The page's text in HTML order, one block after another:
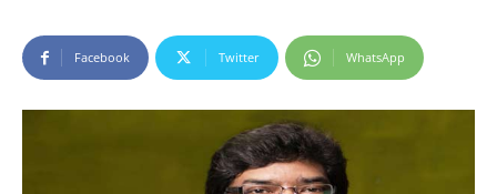
Facebook Twitter WhatsApp